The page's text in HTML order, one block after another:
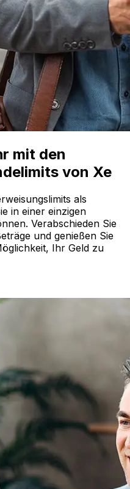
mit den
von Xe
als
in einer einzigen
Verabschieden Sie
und genießen Sie
Ihr Geld zu